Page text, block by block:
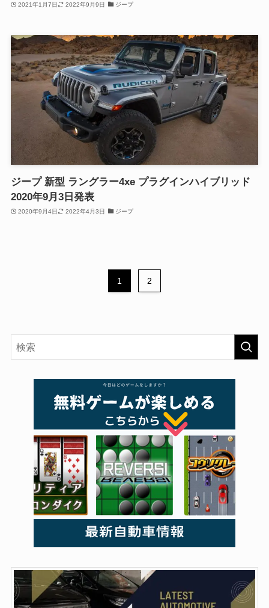
2021年1月7日 2022年9月9日 ジープ
ジープ 新型 ラングラー4xe プラグインハイブリッド
2020年9月3日発表
2020年9月4日 2022年4月3日 ジープ
1 2